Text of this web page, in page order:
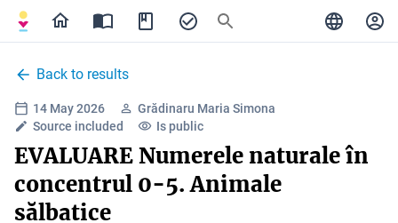
Back to results
14 May 2026
Grădinaru Maria Simona
Source included
Is public
EVALUARE Numerele naturale în
concentrul 0-5. Animale
sălbatice